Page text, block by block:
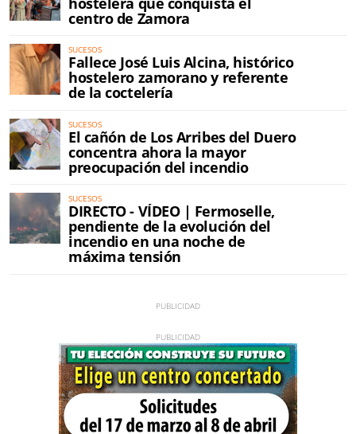
centro de Zamora
SUCESOS
Fallece José Luis Alcina, histórico
hostelero zamorano y referente
de la coctelería
SUCESOS
El cañón de Los Arribes del Duero
concentra ahora la mayor
preocupación del incendio
SUCESOS
DIRECTO - VÍDEO | Fermoselle,
pendiente de la evolución del
incendio en una noche de
máxima tensión